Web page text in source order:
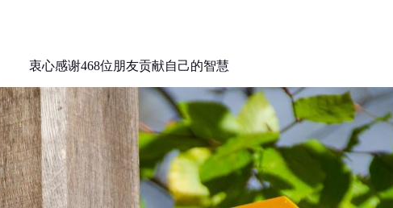
衷心感谢468位朋友贡献自己的智慧